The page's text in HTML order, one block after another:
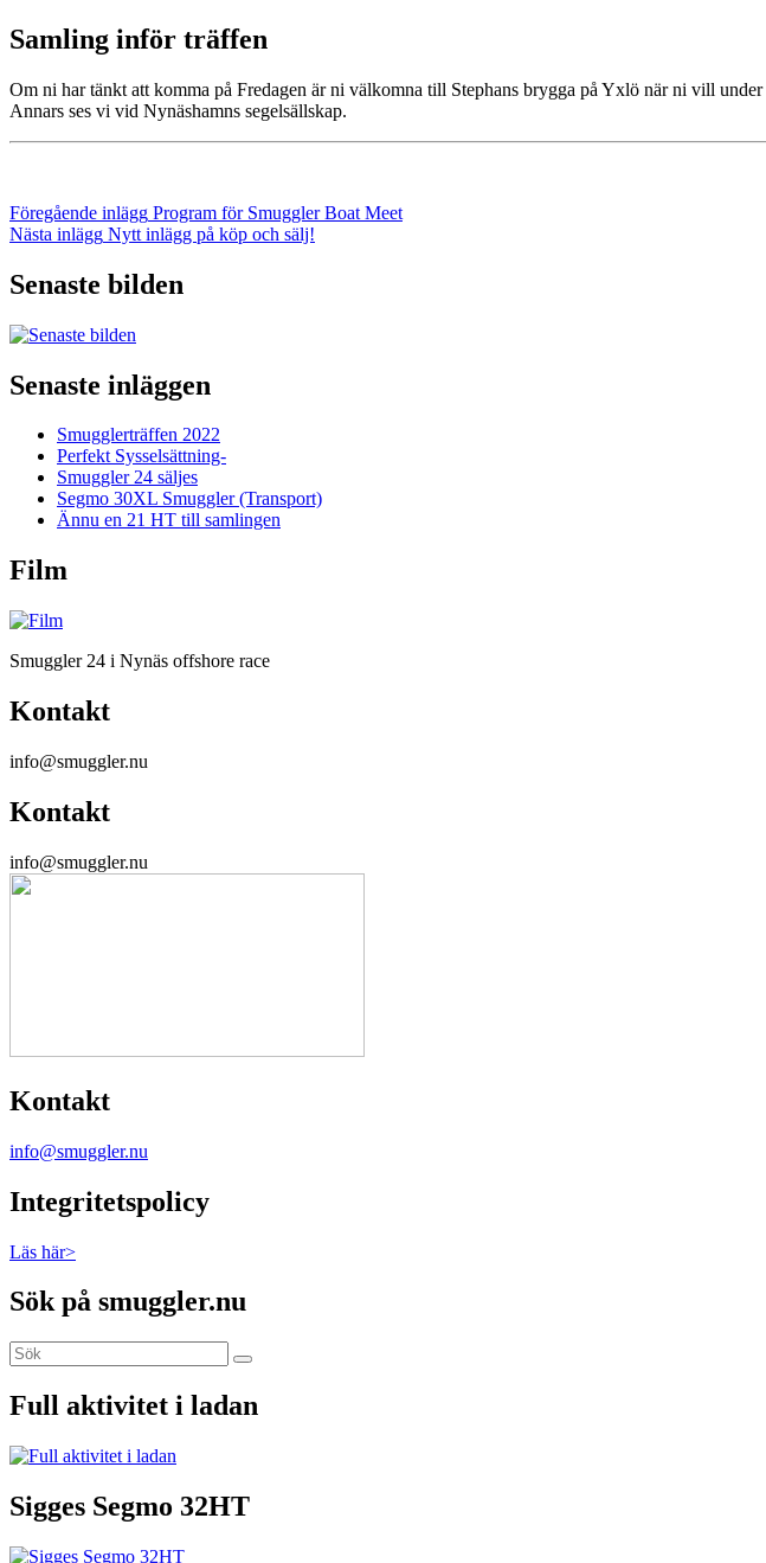
Samling inför träffen
Om ni har tänkt att komma på Fredagen är ni välkomna till Stephans brygga på Yxlö när ni vill
Annars ses vi vid Nynäshamns segelsällskap.
Inläggsnavigering
Föregående
inlägg
Föregående inlägg Program för Smuggler Boat Meet
Nästa
Nästa inlägg Nytt inlägg på köp och sälj!
Senaste bilden
Senaste inläggen
Smugglerträffen 2022
Perfekt Sysselsättning-
Smuggler 24 säljes
Segmo 30XL Smuggler (Transport)
Ännu en 21 HT till samlingen
Film
Smuggler 24 i Nynäs offshore race
Kontakt
info@smuggler.nu
Kontakt
info@smuggler.nu
Kontakt
info@smuggler.nu
Integritetspolicy
Läs här>
Sök på smuggler.nu
Sök
efter:
Sök
Full aktivitet i ladan
Sigges Segmo 32HT